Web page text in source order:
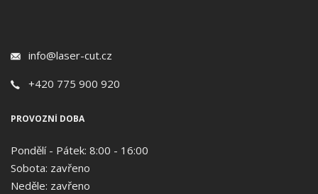
info@laser-cut.cz
+420 775 900 920
PROVOZNÍ DOBA
Pondělí - Pátek: 8:00 - 16:00
Sobota: zavřeno
Neděle: zavřeno